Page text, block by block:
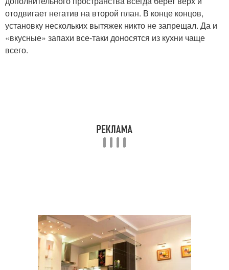
отодвигает негатив на второй план. В конце концов,
установку нескольких вытяжек никто не запрещал. Да и
«вкусные» запахи все-таки доносятся из кухни чаще
всего.